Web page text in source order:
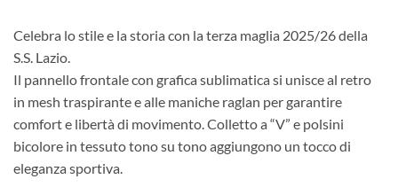
Celebra lo stile e la storia con la terza maglia 2025/26 della
S.S. Lazio.
Il pannello frontale con grafica sublimatica si unisce al retro
in mesh traspirante e alle maniche raglan per garantire
comfort e libertà di movimento. Colletto a “V” e polsini
bicolore in tessuto tono su tono aggiungono un tocco di
eleganza sportiva.